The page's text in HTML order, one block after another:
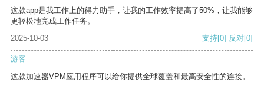
这款app是我工作上的得力助手，让我的工作效率提高了50%，让我能够
更轻松地完成工作任务。
2025-10-03
支持[0] 反对[0]
游客
这款加速器VPM应用程序可以给你提供全球覆盖和最高安全性的连接。